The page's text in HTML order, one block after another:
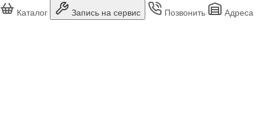
Каталог
Запись на сервис Позвонить Адреса